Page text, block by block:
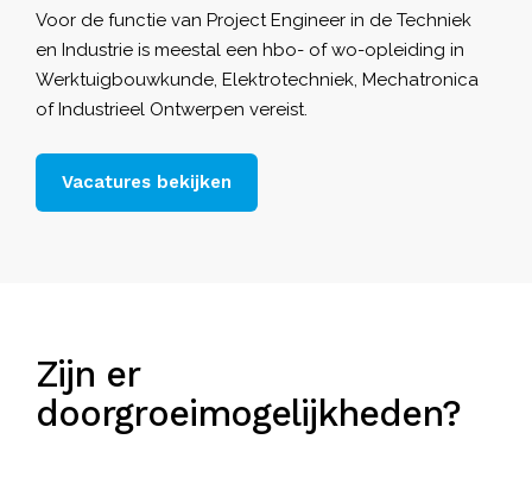
Voor de functie van Project Engineer in de Techniek
en Industrie is meestal een hbo- of wo-opleiding in
Werktuigbouwkunde, Elektrotechniek, Mechatronica
of Industrieel Ontwerpen vereist.
Vacatures bekijken
Zijn er
doorgroeimogelijkheden?